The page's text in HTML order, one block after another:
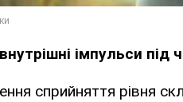
імпульси під
сприйняття рівня